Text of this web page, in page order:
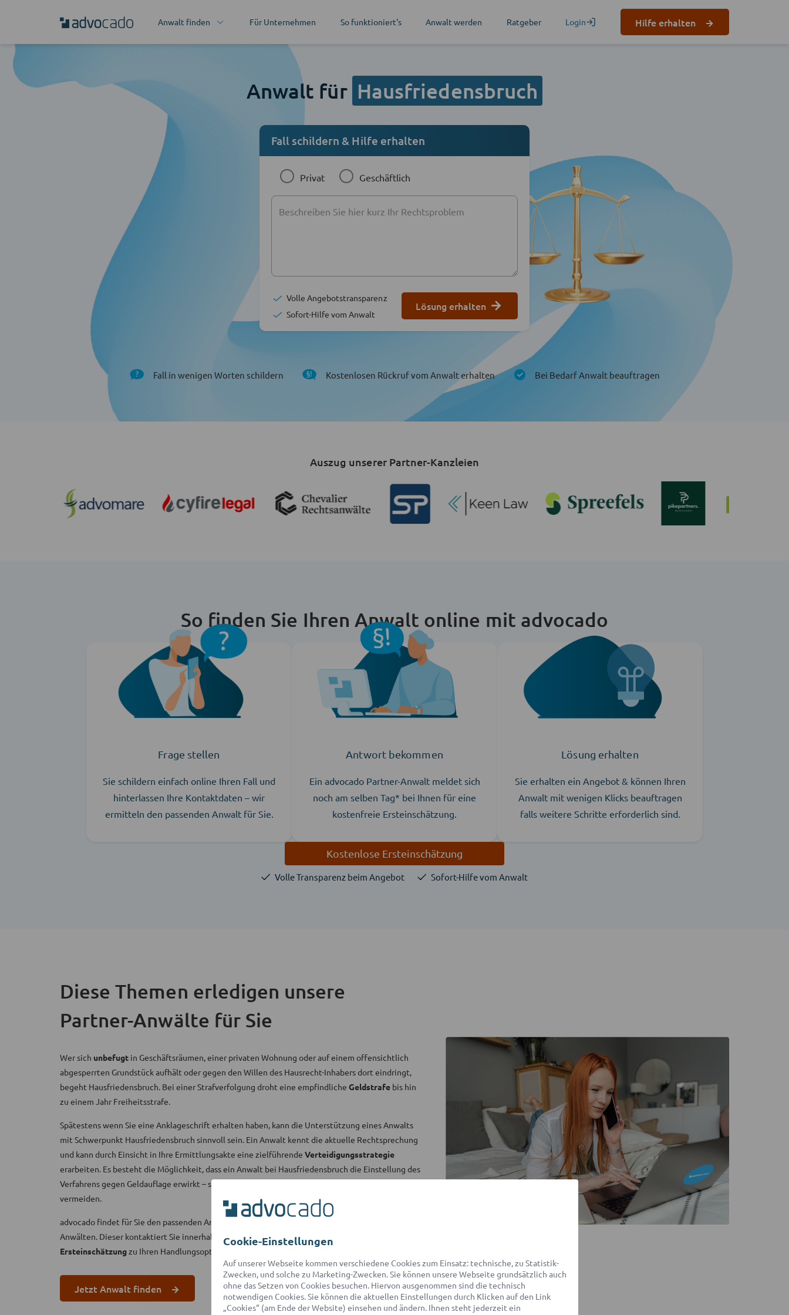
Anwalt finden Für Unternehmen So funktioniert's Anwalt werden Ratgeber Login Hilfe erhalten
Anwalt für Hausfriedensbruch
Fall schildern & Hilfe erhalten
Privat Geschäftlich
Volle Angebotstransparenz
Sofort-Hilfe vom Anwalt
Lösung erhalten
Fall in wenigen Worten schildern Kostenlosen Rückruf vom Anwalt erhalten Bei Bedarf Anwalt beauftragen
Auszug unserer Partner-Kanzleien
So finden Sie Ihren Anwalt online mit advocado
Frage stellen
Sie schildern einfach online Ihren Fall und
hinterlassen Ihre Kontaktdaten – wir
ermitteln den passenden Anwalt für Sie.
Antwort bekommen
Ein advocado Partner-Anwalt meldet sich
noch am selben Tag* bei Ihnen für eine
kostenfreie Ersteinschätzung.
Lösung erhalten
Sie erhalten ein Angebot & können Ihren
Anwalt mit wenigen Klicks beauftragen
falls weitere Schritte erforderlich sind.
Kostenlose Ersteinschätzung
Volle Transparenz beim Angebot Sofort-Hilfe vom Anwalt
Diese Themen erledigen unsere
Partner-Anwälte für Sie
Wer sich unbefugt in Geschäftsräumen, einer privaten Wohnung oder auf einem offensichtlich
abgesperrten Grundstück aufhält oder gegen den Willen des Hausrecht-Inhabers dort eindringt,
begeht Hausfriedensbruch. Bei einer Strafverfolgung droht eine empfindliche Geldstrafe bis hin
zu einem Jahr Freiheitsstrafe.
Spätestens wenn Sie eine Anklageschrift erhalten haben, kann die Unterstützung eines Anwalts
mit Schwerpunkt Hausfriedensbruch sinnvoll sein. Ein Anwalt kennt die aktuelle Rechtsprechung
und kann durch Einsicht in Ihre Ermittlungsakte eine zielführende Verteidigungsstrategie
erarbeiten. Es besteht die Möglichkeit, dass ein Anwalt bei Hausfriedensbruch die Einstellung des
Verfahrens gegen Geldauflage erwirkt – so können Sie eine Eintragung ins Führungszeugnis
vermeiden.
advocado findet für Sie den passenden Anwalt aus einem Netzwerk mit über 550 Partner-
Anwälten. Dieser kontaktiert Sie innerhalb von 2 Stunden
für eine
Ersteinschätzungzu Ihren Handlungsoptionen und Erfolgsaussichten.
Jetzt Anwalt finden
Cookie-Einstellungen
Auf unserer Webseite kommen verschiedene Cookies zum Einsatz: technische, zu Statistik-
Zwecken, und solche zu Marketing-Zwecken. Sie können unsere Webseite grundsätzlich auch
ohne das Setzen von Cookies besuchen. Hiervon ausgenommen sind die technisch
notwendigen Cookies. Sie können die aktuellen Einstellungen durch Klicken auf den Link
„Cookies“ (am Ende der Website) einsehen und ändern. Ihnen steht jederzeit ein